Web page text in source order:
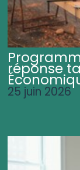
réponse
25 juin 2026